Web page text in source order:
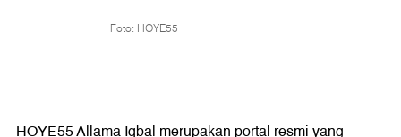
Foto: HOYE55
HOYE55 Allama Iqbal merupakan portal resmi yang